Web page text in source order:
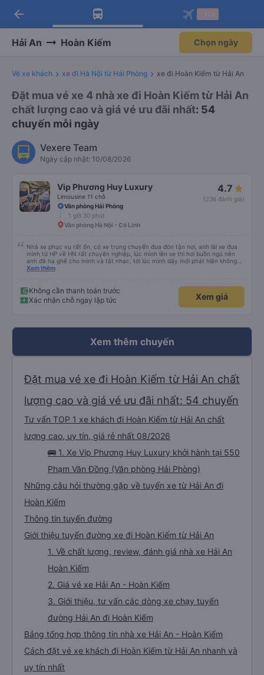
Tải app Vexere ngay!
Nhận ưu đãi thành viên độc
Mở app
Tải app Vexere
-30k/ghế khi đặt vé máy bay qua
Mở app
arrow_back
Hải An Hoàn Kiếm Chọn ngày
Vé xe khách xe đi Hà Nội từ Hải Phòng xe đi Hoàn Kiếm từ Hải An
Đặt mua vé xe 4 nhà xe đi Hoàn Kiếm từ Hải An
chất lượng cao và giá vé ưu đãi nhất: 54
chuyến mỗi ngày
Vexere Team
Ngày cập nhật: 10/08/2026
Vip Phương Huy Luxury
Limousine 11 chỗ
4.7
(236 đánh giá)
Văn phòng Hải Phòng
1 giờ 30 phút
Văn phòng Hà Nội - Cổ Linh
Nhà xe phục vụ rất ổn, có xe trung chuyển đưa đón tận nơi, anh lái xe đưa
mình từ HP về HN rất chuyên nghiệp, lúc mình lên xe thì hơi buồn ngủ nên
anh đã hạ ghế cho mình và tắt nhạc, tới lúc mình dậy mới phát hiện không
thấy điện thoại thì anh đã ngay lập tức gọi xe trung chuyển để tìm điện thoại
Xem thêm
Không cần thanh toán trước
Xác nhận chỗ ngay lập tức
Xem giá
Xem thêm chuyến
Đặt mua vé xe đi Hoàn Kiếm từ Hải An chất
lượng cao và giá vé ưu đãi nhất: 54 chuyến
Tư vấn TOP 1 xe khách đi Hoàn Kiếm từ Hải An chất
lượng cao, uy tín, giá rẻ nhất 08/2026
🚌 1. Xe Vip Phương Huy Luxury khởi hành tại 550
Phạm Văn Đồng (Văn phòng Hải Phòng)
Những câu hỏi thường gặp về tuyến xe từ Hải An đi
Hoàn Kiếm
Thông tin tuyến đường
Giới thiệu tuyến đường xe đi Hoàn Kiếm từ Hải An
1. Về chất lượng, review, đánh giá nhà xe Hải An
Hoàn Kiếm
2. Giá vé xe Hải An - Hoàn Kiếm
3. Giới thiệu, tư vấn các dòng xe chạy tuyến
đường Hải An đi Hoàn Kiếm
Bảng tổng hợp thông tin nhà xe Hải An - Hoàn Kiếm
Cách đặt vé xe khách đi Hoàn Kiếm từ Hải An nhanh và
uy tín nhất